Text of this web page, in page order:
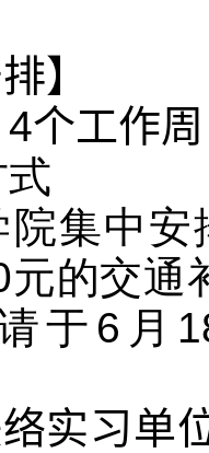
】
4个工作
院集中
的交通
于 6 月
实习单